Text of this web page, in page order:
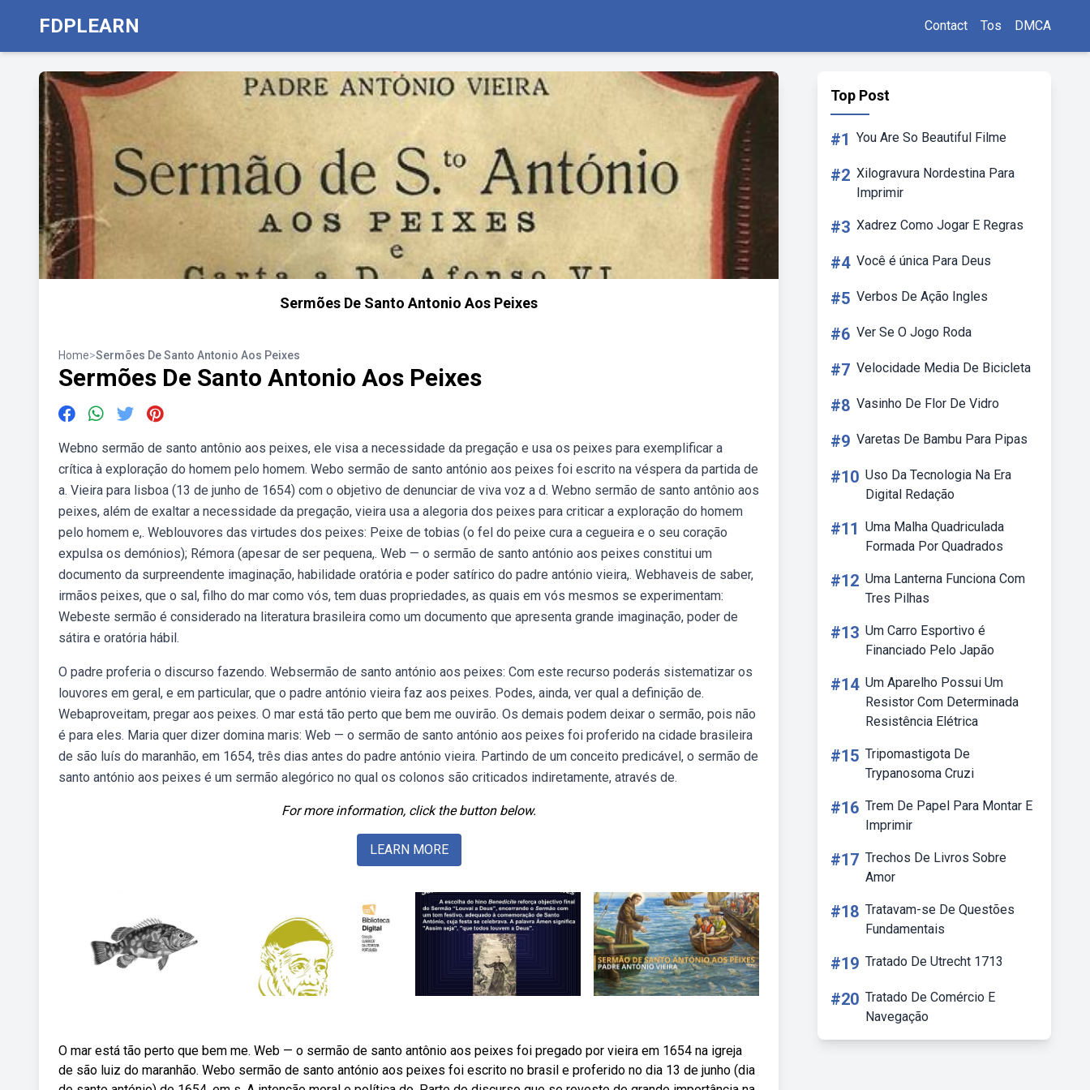
FDPLEARN Contact Tos DMCA
Sermões De Santo Antonio Aos Peixes
Home>Sermões De Santo Antonio Aos Peixes
Sermões De Santo Antonio Aos Peixes
Webno sermão de santo antônio aos peixes, ele visa a necessidade da pregação e usa os peixes para exemplificar a
crítica à exploração do homem pelo homem. Webo sermão de santo antónio aos peixes foi escrito na véspera da partida de
a. Vieira para lisboa (13 de junho de 1654) com o objetivo de denunciar de viva voz a d. Webno sermão de santo antônio aos
peixes, além de exaltar a necessidade da pregação, vieira usa a alegoria dos peixes para criticar a exploração do homem
pelo homem e,. Weblouvores das virtudes dos peixes: Peixe de tobias (o fel do peixe cura a cegueira e o seu coração
expulsa os demónios); Rémora (apesar de ser pequena,. Web — o sermão de santo antónio aos peixes constitui um
documento da surpreendente imaginação, habilidade oratória e poder satírico do padre antónio vieira,. Webhaveis de saber,
irmãos peixes, que o sal, filho do mar como vós, tem duas propriedades, as quais em vós mesmos se experimentam:
Webeste sermão é considerado na literatura brasileira como um documento que apresenta grande imaginação, poder de
sátira e oratória hábil.
O padre proferia o discurso fazendo. Websermão de santo antónio aos peixes: Com este recurso poderás sistematizar os
louvores em geral, e em particular, que o padre antónio vieira faz aos peixes. Podes, ainda, ver qual a definição de.
Webaproveitam, pregar aos peixes. O mar está tão perto que bem me ouvirão. Os demais podem deixar o sermão, pois não
é para eles. Maria quer dizer domina maris: Web — o sermão de santo antónio aos peixes foi proferido na cidade brasileira
de são luís do maranhão, em 1654, três dias antes do padre antónio vieira. Partindo de um conceito predicável, o sermão de
santo antónio aos peixes é um sermão alegórico no qual os colonos são criticados indiretamente, através de.
For more information, click the button below.
LEARN MORE
O mar está tão perto que bem me. Web — o sermão de santo antônio aos peixes foi pregado por vieira em 1654 na igreja
de são luiz do maranhão. Webo sermão de santo antónio aos peixes foi escrito no brasil e proferido no dia 13 de junho (dia
Top Post
#1 You Are So Beautiful Filme
#2 Xilogravura Nordestina Para
Imprimir
#3 Xadrez Como Jogar E Regras
#4 Você é única Para Deus
#5 Verbos De Ação Ingles
#6 Ver Se O Jogo Roda
#7 Velocidade Media De Bicicleta
#8 Vasinho De Flor De Vidro
#9 Varetas De Bambu Para Pipas
#10 Uso Da Tecnologia Na Era
Digital Redação
#11 Uma Malha Quadriculada
Formada Por Quadrados
#12 Uma Lanterna Funciona Com
Tres Pilhas
#13 Um Carro Esportivo é
Financiado Pelo Japão
#14 Um Aparelho Possui Um
Resistor Com Determinada
Resistência Elétrica
#15 Tripomastigota De
Trypanosoma Cruzi
#16 Trem De Papel Para Montar E
Imprimir
#17 Trechos De Livros Sobre
Amor
#18 Tratavam-se De Questões
Fundamentais
#19 Tratado De Utrecht 1713
#20 Tratado De Comércio E
Navegação